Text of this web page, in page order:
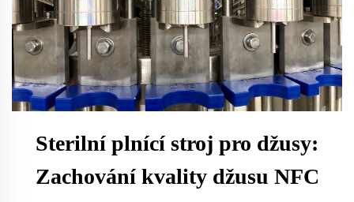
Sterilní plnící stroj pro džusy:
Zachování kvality džusu NFC